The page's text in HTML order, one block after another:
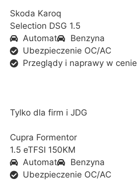
Skoda Karoq
Selection DSG 1.5
Automat
Benzyna
Ubezpieczenie OC/AC
Przeglądy i naprawy w cenie
Tylko dla firm i JDG
Cupra Formentor
1.5 eTFSI 150KM
Automat
Benzyna
Ubezpieczenie OC/AC